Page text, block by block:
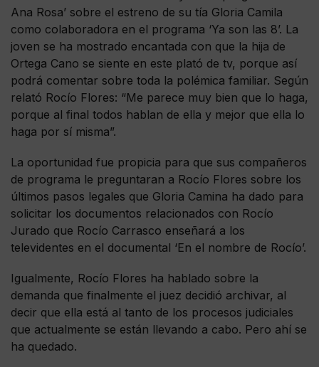
Ana Rosa’ sobre el estreno de su tía Gloria Camila
como colaboradora en el programa ‘Ya son las 8’. La
joven se ha mostrado encantada con que la hija de
Ortega Cano se siente en este plató de tv, porque así
podrá comentar sobre toda la polémica familiar. Según
relató Rocío Flores: “Me parece muy bien que lo haga,
porque al final todos hablan de ella y mejor que ella lo
haga por sí misma”.
La oportunidad fue propicia para que sus compañeros
de programa le preguntaran a Rocío Flores sobre los
últimos pasos legales que Gloria Camina ha dado para
solicitar los documentos relacionados con Rocío
Jurado que Rocío Carrasco enseñará a los
televidentes en el documental ‘En el nombre de Rocío’.
Igualmente, Rocío Flores ha hablado sobre la
demanda que finalmente el juez decidió archivar, al
decir que ella está al tanto de los procesos judiciales
que actualmente se están llevando a cabo. Pero ahí se
ha quedado.